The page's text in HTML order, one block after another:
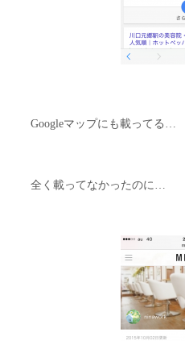
Googleマップにも載ってる…
全く載ってなかったのに…